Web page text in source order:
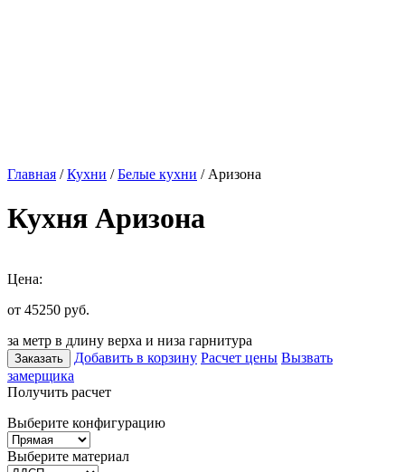
Главная /Кухни /Белые кухни / Аризона
Кухня Аризона
Цена:
от 45250 руб.
за метр в длину верха и низа гарнитура
Заказать Добавить в корзину Расчет цены Вызвать
замерщика
Получить расчет
Выберите конфигурацию
Выберите материал